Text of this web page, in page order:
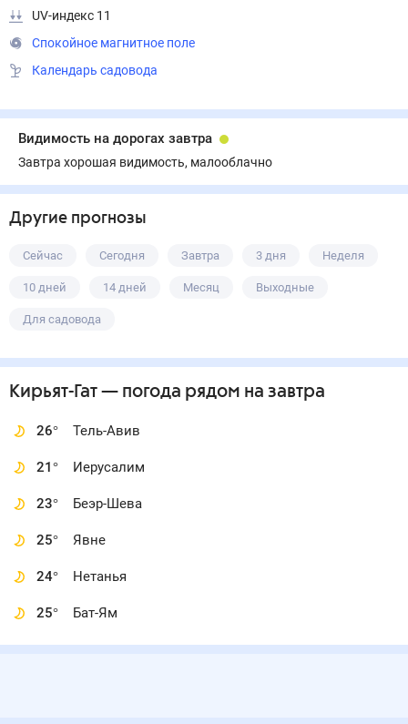
UV-индекс 11
Спокойное магнитное поле
Календарь садовода
Видимость на дорогах завтра
Завтра хорошая видимость, малооблачно
Другие прогнозы
Сейчас Сегодня Завтра 3 дня Неделя
10 дней 14 дней Месяц Выходные
Для садовода
Кирьят-Гат— погода рядом на завтра
26° Тель-Авив
21° Иерусалим
23° Беэр-Шева
25° Явне
24° Нетанья
25° Бат-Ям